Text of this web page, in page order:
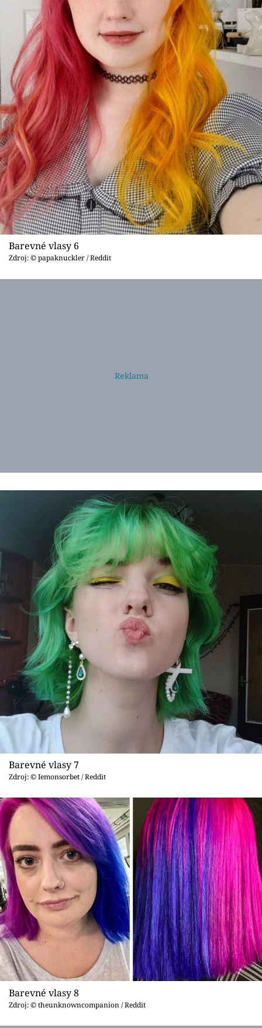
Barevné vlasy 6
Zdroj: © papaknuckler / Reddit
Barevné vlasy 7
Zdroj: © Iemonsorbet / Reddit
Barevné vlasy 8
Zdroj: © theunknowncompanion / Reddit